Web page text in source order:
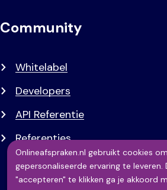
Community
Whitelabel
Developers
API Referentie
Referenties
Gebruik
Onlineafspraken.nl gebruikt cookies
gepersonaliseerde ervaring te leveren.
"accepteren" te klikken ga je akkoord